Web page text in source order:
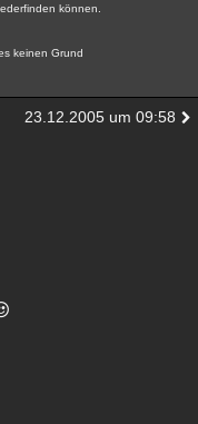
können.
keinen Grund
23.12.2005 um 09:58